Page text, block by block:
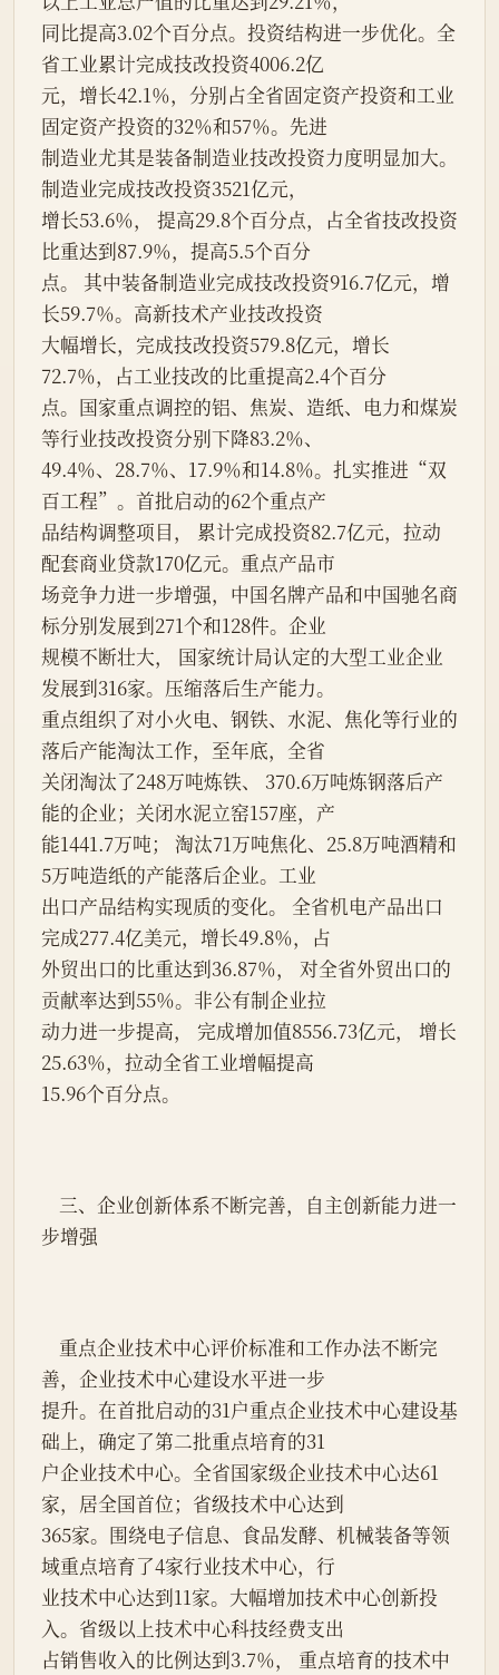
同比提高3.02个百分点。投资结构进一步优化。全
省工业累计完成技改投资4006.2亿
元，增长42.1％，分别占全省固定资产投资和工业
固定资产投资的32％和57％。先进
制造业尤其是装备制造业技改投资力度明显加大。
制造业完成技改投资3521亿元，
增长53.6％， 提高29.8个百分点，占全省技改投资
比重达到87.9％，提高5.5个百分
点。 其中装备制造业完成技改投资916.7亿元，增
长59.7％。高新技术产业技改投资
大幅增长，完成技改投资579.8亿元，增长
72.7％，占工业技改的比重提高2.4个百分
点。国家重点调控的铝、焦炭、造纸、电力和煤炭
等行业技改投资分别下降83.2％、
49.4％、28.7％、17.9％和14.8％。扎实推进“双
百工程”。首批启动的62个重点产
品结构调整项目， 累计完成投资82.7亿元，拉动
配套商业贷款170亿元。重点产品市
场竞争力进一步增强，中国名牌产品和中国驰名商
标分别发展到271个和128件。企业
规模不断壮大， 国家统计局认定的大型工业企业
发展到316家。压缩落后生产能力。
重点组织了对小火电、钢铁、水泥、焦化等行业的
落后产能淘汰工作，至年底，全省
关闭淘汰了248万吨炼铁、 370.6万吨炼钢落后产
能的企业；关闭水泥立窑157座，产
能1441.7万吨； 淘汰71万吨焦化、25.8万吨酒精和
5万吨造纸的产能落后企业。工业
出口产品结构实现质的变化。 全省机电产品出口
完成277.4亿美元，增长49.8％，占
外贸出口的比重达到36.87％， 对全省外贸出口的
贡献率达到55％。非公有制企业拉
动力进一步提高， 完成增加值8556.73亿元， 增长
25.63％，拉动全省工业增幅提高
15.96个百分点。
步增强
善，企业技术中心建设水平进一步
提升。在首批启动的31户重点企业技术中心建设基
础上，确定了第二批重点培育的31
户企业技术中心。全省国家级企业技术中心达61
家，居全国首位；省级技术中心达到
365家。围绕电子信息、食品发酵、机械装备等领
域重点培育了4家行业技术中心，行
业技术中心达到11家。大幅增加技术中心创新投
入。省级以上技术中心科技经费支出
占销售收入的比例达到3.7％， 重点培育的技术中